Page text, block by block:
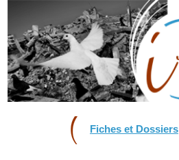
Fiches et Dossiers